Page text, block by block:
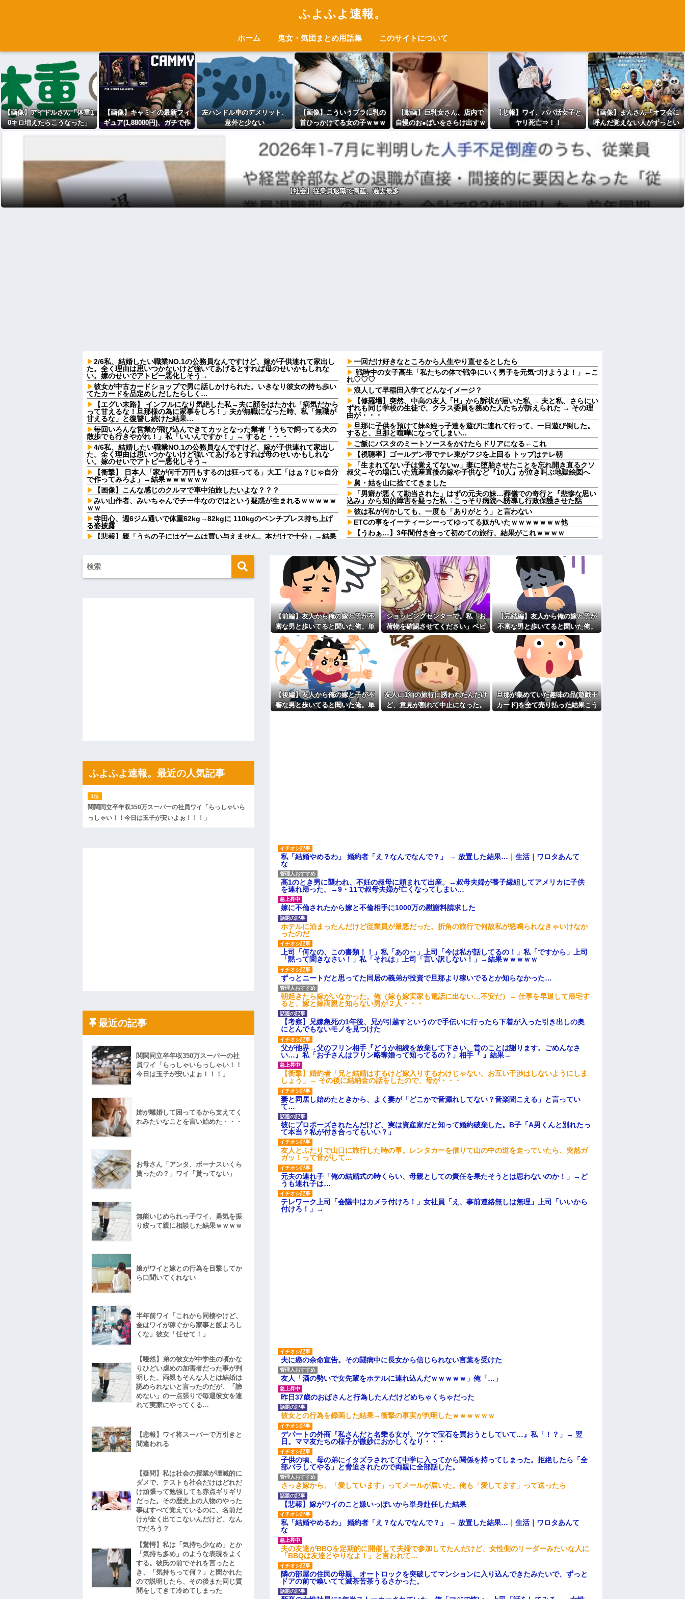
ふよふよ速報。
ホーム 鬼女・気団まとめ用語集 このサイトについて
【画像】アイドルさん「体重1
0キロ増えたらこうなった」
【画像】キャミイの最新フィ
ギュア(1,88000円)、ガチで作
左ハンドル車のデメリット、
意外と少ない
【画像】こういうブラに乳の
首ひっかけてる女の子ｗｗｗ
【動画】巨乳女さん、店内で
自慢のお●ぱいをさらけ出すｗ
【悲報】ワイ、パパ活女子と
ヤリ死亡⇒！！
【画像】まんさん「オフ会に
呼んだ覚えない人がずっとい
【社会】従業員退職で倒産、過去最多
2/6私、結婚したい職業NO.1の公務員なんですけど、嫁が子供連れて家出し
た。全く理由は思いつかないけど強いてあげるとすれば母のせいかもしれな
い。嫁のせいでアトピー悪化しそう→
彼女が中古カードショップで男に話しかけられた。いきなり彼女の持ち歩い
てたカードを品定めしだしたらしく…
【エグい末路】 インフルになり気絶した私→夫に顔をはたかれ「病気だから
って甘えるな！旦那様の為に家事をしろ！」夫が無職になった時、私「無職が
甘えるな」と復讐し続けた結果…
毎回いろんな営業が飛び込んできてカッとなった業者「うちで飼ってる犬の
散歩でも行きやがれ！」私「いいんですか！」→ すると・・・
4/6私、結婚したい職業NO.1の公務員なんですけど、嫁が子供連れて家出し
た。全く理由は思いつかないけど強いてあげるとすれば母のせいかもしれな
い。嫁のせいでアトピー悪化しそう→
【衝撃】 日本人「家が何千万円もするのは狂ってる」大工「はぁ？じゃ自分
で作ってみろよ」→結果ｗｗｗｗｗｗ
【画像】こんな感じのクルマで車中泊旅したいよな？？？
みい山作者、みいちゃんでチー牛なのではという疑惑が生まれるｗｗｗｗｗ
ｗｗ
寺田心、週6ジム通いで体重62kg→82kgに 110kgのベンチプレス持ち上げ
る姿披露
【悲報】親「うちの子にはゲームは買い与えません。本だけで十分」→結果
ハンターハンターにわか「何でも切れる刀は具現化できない(ﾆﾁｯ」←これ
夫「嫁がメシマズで困ってるんだよ。毎日つれーわｗ」義両親「なに！食べ
に行く！」夫「いや、そんな事しなくていいからｗ」→ある日、私の作った
ご...
釣りに行く息子がご飯全部おにぎりにしてくれた。わずかにビオレ薬用ハン
私「私と結婚して幸せ？」旦那「お前もそう思うだろ？」→その返事が忘れ
森三中体型な先輩嫁さんが数年後、深キョン以上の美人に変身してた。その
先生から電話があったんだけど、「～とか～」「～とか考えて～」と何度も
同僚「今日も電話貸して」私「毎回は困るよ」→断った途端に逆ギレされた
もう先が長くないと20代で宣告された友達A。「会いに来てほしい」と言う
ので彼女の好きなもの沢山もっていったんだけど、なんとBが手渡した物は…
ハードオフに売っていた4万4000円のフィギュアがヤバすぎるｗｗｗｗｗｗ
後続車にクラクションを鳴らされ彼氏が逆切れ。「何クラクション鳴らして
んだ！降りてこいよ！」と怒鳴りだし...
【衝撃】報酬100万円超の治験募集がこちらｗｗｗｗｗ(※画像あり)
ｗｗｗｗｗｗｗｗｗｗ
【愕然】白のクラウン俺氏、高速道路左車線を制限速度で走った結果
wwwwwwwwwwww
一回だけ好きなところから人生やり直せるとしたら
戦時中の女子高生「私たちの体で戦争にいく男子を元気づけようよ！」←こ
れ♡♡♡
浪人して早稲田入学てどんなイメージ？
【修羅場】突然、中高の友人「H」から訴状が届いた私 → 夫と私、さらにい
ずれも同じ学校の生徒で、クラス委員を務めた人たちが訴えられた → その理
由が・・・
旦那に子供を預けて妹&姪っ子達を遊びに連れて行って、一日遊び倒した。
すると、旦那と喧嘩になってしまい...
ご飯にパスタのミートソースをかけたらドリアになる←これ
【視聴率】ゴールデン帯でテレ東がフジを上回る トップはテレ朝
「生まれてない子は覚えてないw」妻に堕胎させたことを忘れ開き直るクソ
叔父→その場にいた流産直後の嫁や子供など『10人』が泣き叫ぶ地獄絵図へ
舅・姑を山に捨ててきました
「男癖が悪くて勘当された」はずの元夫の妹…葬儀での奇行と『悲惨な思い
込み』から知的障害を疑った私→こっそり病院へ誘導し行政保護させた話
彼は私が何かしても、一度も「ありがとう」と言わない
ETCの事をイーティーシーってゆってる奴がいたｗｗｗｗｗｗｗ他
【うわぁ…】3年間付き合って初めての旅行、結果がこれｗｗｗｗ
「お食い初めなんて俺になんのメリットがあるの」「そんなに大変なら育児
やめれば？」冗談で言ったのに本気に取られて離婚を言い渡された
彼女と結婚の話をしていた時に言われたことが衝撃だった
【疑問】葬式←まぁわかる 四十九日←いらねぇだろ
【闇】『強度行動障害』の女の子、自分をグーパンしまくる
幼稚な義弟夫婦が大嫌い。低学歴だしパラサイトだし夫婦揃って太ってる
し。義母にベタベタ甘えて「ジュース飲みた～い」何かあるとすぐ「親に言い
つけてやる！」
主な税金の成り立ちを調べてみたよ
【前編】友人から俺の嫁と子が不
審な男と歩いてると聞いた俺。単
身赴任先から興信所に相談した結
果
ショッピングセンターで。私「お
荷物を確認させてください」ベビ
ーカーママ「泥棒扱いする
気！？」→ゲートが鳴った理由を
調べた結果…
【完結編】友人から俺の嫁と子が
不審な男と歩いてると聞いた俺。
単身赴任先から興信所に相談した
結果
【後編】友人から俺の嫁と子が不
審な男と歩いてると聞いた俺。単
友人に1泊の旅行に誘われたんだけ
ど、意見が割れて中止になった。
旦那が集めていた趣味の品(遊戯王
カード)を全て売り払った結果こう
私「結婚やめるわ」 婚約者「え？なんでなんで？」 → 放置した結果…｜生活｜ワロタあんて
な
高1のとき男に襲われ、不妊の叔母に頼まれて出産。→叔母夫婦が養子縁組してアメリカに子供
を連れ帰った。→9・11で叔母夫婦が亡くなってしまい…
嫁に不倫されたから嫁と不倫相手に1000万の慰謝料請求した
ホテルに泊まったんだけど従業員が最悪だった。折角の旅行で何故私が怒鳴られなきゃいけなか
ったのだ
上司「何なの、この書類！！」私「あの‥」上司「今は私が話してるの！」私「ですから」上司
「黙って聞きなさい！」私「それは」上司「言い訳しない！」→結果ｗｗｗｗｗ
ずっとニートだと思ってた同居の義弟が投資で旦那より稼いでるとか知らなかった…
朝起きたら嫁がいなかった。俺（嫁も嫁実家も電話に出ない…不安だ）→ 仕事を早退して帰宅す
ると、嫁と嫁両親と知らない男が２人・・・
【考察】兄嫁急死の1年後、兄が引越すというので手伝いに行ったら下着が入った引き出しの奥
にとんでもないモノを見つけた
父が他界→父のフリン相手『どうか相続を放棄して下さい、昔のことは謝ります。ごめんなさ
い…』私「お子さんはフリン略奪婚って知ってるの？」相手『 』結果→
【衝撃】婚約者「兄と結婚はするけど嫁入りするわけじゃない。お互い干渉はしないようにしま
しょう」→ その後に結納金の話をしたので、母が・・・
妻と同居し始めたときから、よく妻が「どこかで音漏れしてない？音楽聞こえる」と言ってい
て…
彼にプロポーズされたんだけど、実は資産家だと知って婚約破棄した。B子「A男くんと別れたっ
て本当？私が付き合ってもいい？」
友人とふたりで山口に旅行した時の事。レンタカーを借りて山の中の道を走っていたら、突然ガ
ガッ！って音がして…
元夫の連れ子「俺の結婚式の時くらい、母親としての責任を果たそうとは思わないのか！」→ど
うも連れ子は…
テレワーク上司「会議中はカメラ付けろ！」女社員「え、事前連絡無しは無理」上司「いいから
付けろ！」→
夫に癌の余命宣告。その闘病中に長女から信じられない言葉を受けた
友人「酒の勢いで女先輩をホテルに連れ込んだｗｗｗｗｗ」俺「…」
昨日37歳のおばさんと行為したんだけどめちゃくちゃだった
彼女との行為を録画した結果→衝撃の事実が判明したｗｗｗｗｗｗ
デパートの外商『私さんだと名乗る女が、ツケで宝石を買おうとしていて…』私「！？」→ 翌
日。ママ友たちの様子が微妙におかしくなり・・・
子供の頃、母の弟にイタズラされてて中学に入ってから関係を持ってしまった。拒絶したら「全
部バラしてやる」と脅迫されたので両親に全部話した。
さっき嫁から、「愛しています」ってメールが届いた。俺も「愛してます」って送ったら
【悲報】嫁がワイのこと嫌いっぽいから単身赴任した結果
私「結婚やめるわ」 婚約者「え？なんでなんで？」 → 放置した結果…｜生活｜ワロタあんて
な
夫の友達がBBQを定期的に開催して夫婦で参加してたんだけど、女性側のリーダーみたいな人に
「BBQは友達とやりなよ！」と言われて…
隣の部屋の住民の母親、オートロックを突破してマンションに入り込んできたみたいで、ずっと
ドアの前で喚いてて滅茶苦茶うるさかった。
ふよふよ速報。最近の人気記事
関関同立卒年収350万スーパーの社員ワイ「らっしゃいら
っしゃい！！今日は玉子が安いよぉ！！！」
最近の記事
関関同立卒年収350万スーパーの社
員ワイ「らっしゃいらっしゃい！！
今日は玉子が安いよぉ！！！」
姉が離婚して困ってるから支えてく
れみたいなことを言い始めた・・・
お母さん「アンタ、ボーナスいくら
貰ったの？」ワイ「貰ってない」
無能いじめられっ子ワイ、勇気を振
り絞って親に相談した結果ｗｗｗｗ
娘がワイと嫁との行為を目撃してか
ら口聞いてくれない
半年前ワイ「これから同棲やけど、
金はワイが稼ぐから家事と飯よろし
くな」彼女「任せて！」
【唖然】弟の彼女が中学生の頃かな
りひどい虐めの加害者だった事が判
明した。両親もそんな人とは結婚は
認められないと言ったのだが、「諦
めない」の一点張りで毎週彼女を連
れて実家にやってくる…
【悲報】ワイ将スーパーで万引きと
間違われる
【疑問】私は社会の授業が壊滅的に
ダメで、テストも社会だけはどれだ
け頑張って勉強しても赤点ギリギリ
だった。その歴史上の人物のやった
事はすべて覚えているのに、名前だ
けが全く出てこないんだけど、なん
でだろう？
【驚愕】私は「気持ち少なめ」とか
「気持ち多め」のような表現をよく
する。彼氏の前でそれを言ったと
き、「気持ちって何？」と聞かれた
ので説明したら、その後また同じ質
問をしてきて冷めてしまった